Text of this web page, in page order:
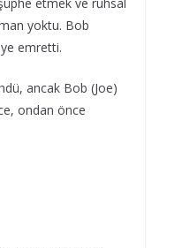
yoktu. Bob
emretti.
ancak Bob (Joe)
ondan önce